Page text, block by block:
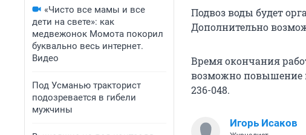
«Чисто все мамы и все
дети на свете»: как
медвежонок Момота покорил
буквально весь интернет.
Видео
Под Усманью тракторист
подозревается в гибели
мужчины
Подвоз воды будет
Дополнительно
Время окончания
возможно повышение
236-048.
Игорь Исаков